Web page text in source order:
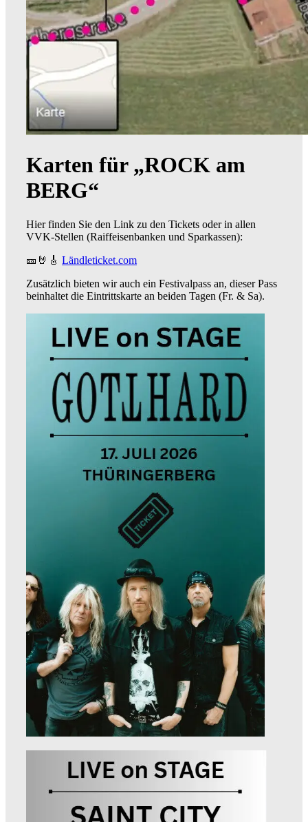
Karten für „ROCK am
BERG“
Hier finden Sie den Link zu den Tickets oder in allen
VVK-Stellen (Raiffeisenbanken und Sparkassen):
🎫🤘🎸 Ländleticket.com
Zusätzlich bieten wir auch ein Festivalpass an, dieser Pass
beinhaltet die Eintrittskarte an beiden Tagen (Fr. & Sa).